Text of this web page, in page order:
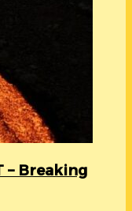
– Breaking